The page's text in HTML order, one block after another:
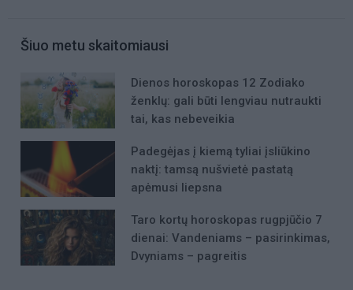
Šiuo metu skaitomiausi
Dienos horoskopas 12 Zodiako
ženklų: gali būti lengviau nutraukti
tai, kas nebeveikia
Padegėjas į kiemą tyliai įsliūkino
naktį: tamsą nušvietė pastatą
apėmusi liepsna
Taro kortų horoskopas rugpjūčio 7
dienai: Vandeniams – pasirinkimas,
Dvyniams – pagreitis